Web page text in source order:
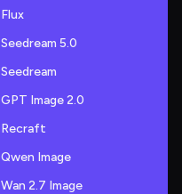
Flux
Seedream 5.0
Seedream
GPT Image 2.0
Recraft
Qwen Image
Wan 2.7 Image